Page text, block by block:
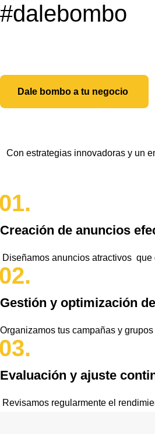
#dalebombo
Dale bombo a tu negocio
Con estrategias innovadoras y un
Creación de anuncios
Diseñamos anuncios atractivos
Gestión y optimización
Organizamos tus campañas y
Evaluación y ajuste
Revisamos regularmente el